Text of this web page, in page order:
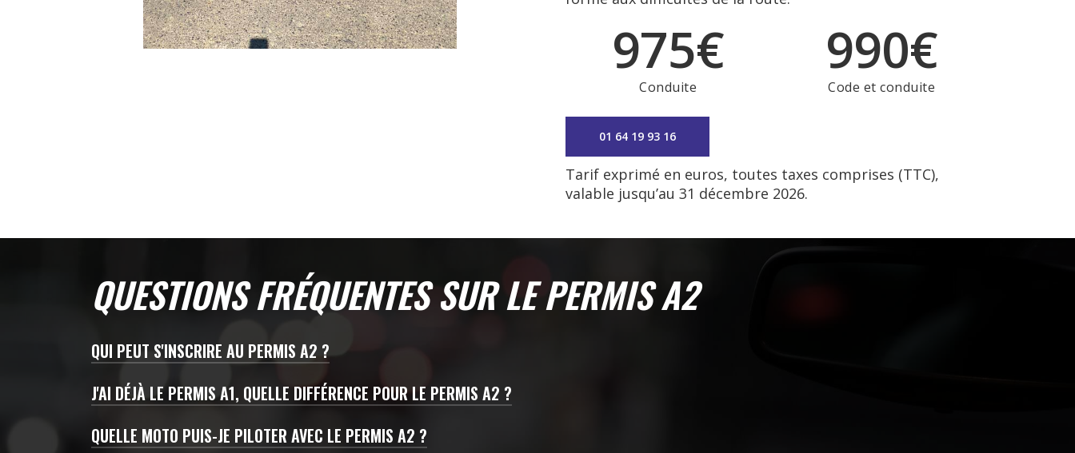
975€
Conduite
990€
Code et conduite
01 64 19 93 16
Tarif exprimé en euros, toutes taxes comprises (TTC),
valable jusqu’au 31 décembre 2026.
QUESTIONS FRÉQUENTES SUR LE PERMIS A2
QUI PEUT S'INSCRIRE AU PERMIS A2 ?
Lepermis A2est directement accessible à 18 ans. Il peut également s’obtenir après un
heures de formation, avec examens théorique et pratique.
J'AI DÉJÀ LE PERMIS A1, QUELLE DIFFÉRENCE POUR LE PERMIS A2 ?
Vous avez plus de 18 ans et vous avez obtenu le
QUELLE MOTO PUIS-JE PILOTER AVEC LE PERMIS A2 ?